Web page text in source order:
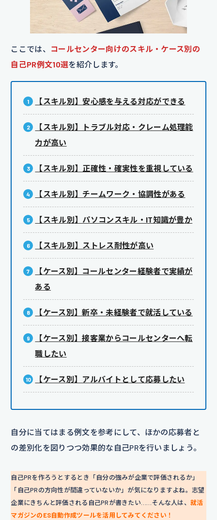
ここでは、
コールセンター向けのスキル・ケース別の
自己PR例文10選を紹介します。
【スキル別】安心感を与える対応ができる
【スキル別】トラブル対応・クレーム処理能
力が高い
【スキル別】正確性・確実性を重視している
【スキル別】チームワーク・協調性がある
【スキル別】パソコンスキル・IT知識が豊か
【スキル別】ストレス耐性が高い
【ケース別】コールセンター経験者で実績が
ある
【ケース別】新卒・未経験者で就活している
【ケース別】接客業からコールセンターへ転
職したい
【ケース別】アルバイトとして応募したい
自分に当てはまる例文を参考にして、ほかの応募者と
の差別化を図りつつ効果的な自己PRを行いましょう。
自己PRを作ろうとするとき「自分の強みが企業で評価されるか」
「自己PRの方向性が間違っていないか」が気になりますよね。志望
企業にきちんと評価される自己PRが書きたい……そんな人は、 就活
マガジンのES自動作成ツールを活用してみてください！